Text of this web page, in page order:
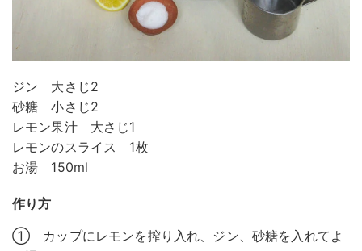
ジン 大さじ2
砂糖 小さじ2
レモン果汁 大さじ1
レモンのスライス 1枚
お湯 150ml
作り方
① カップにレモンを搾り入れ、ジン、砂糖を入れてよ